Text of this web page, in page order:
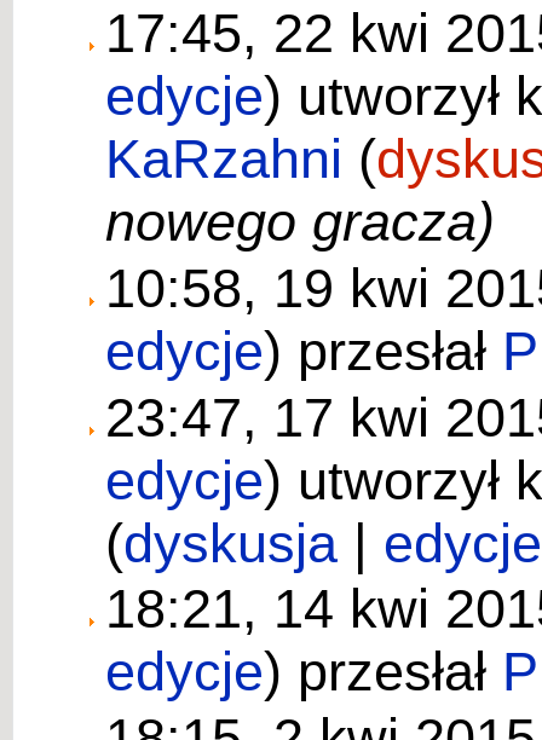
17:45, 22 kwi
edycje) utworzył
KaRzahni (
nowego gracza)
10:58, 19 kwi
edycje) przesłał
23:47, 17 kwi
edycje) utworzył
(dyskusja | edycje
18:21, 14 kwi
edycje) przesłał